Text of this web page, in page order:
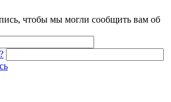
чтобы мы могли сообщить вам об